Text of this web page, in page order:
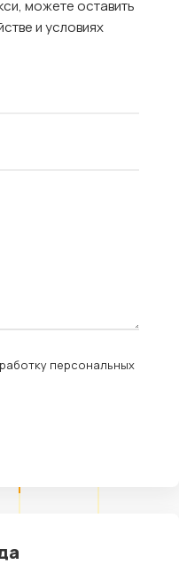
можете оставить
и условиях
персональных